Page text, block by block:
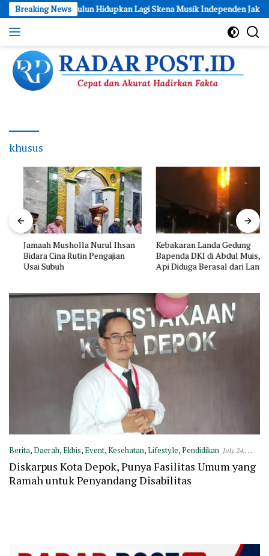
Skip
to
content
Breaking News
Anti Culun Hidupkan Lagi Skena Musik Independen Jakarta
dan
Akurat
Hadirkan
Fakta
khusus
Jamaah Musholla Nurul Ihsan
Bidara Cina Rutin Pengajian
Usai Subuh
Kebakaran Landa Gedung
Bapenda DKI di Abdul Muis,
Api Diduga Berasal dari Lantai
Berita,Daerah,Ekbis,Event,Kesehatan,Lifestyle,Pendidikan July 24,
2025
Diskarpus Kota Depok, Punya Fasilitas Umum yang
Ramah untuk Penyandang Disabilitas